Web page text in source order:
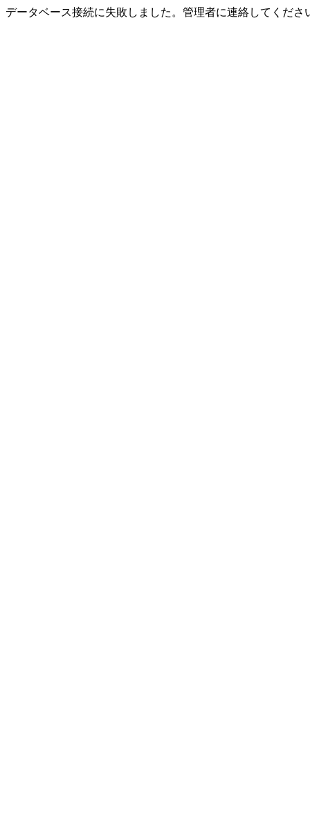
データベース接続に失敗しました。管理者に連絡してくださ